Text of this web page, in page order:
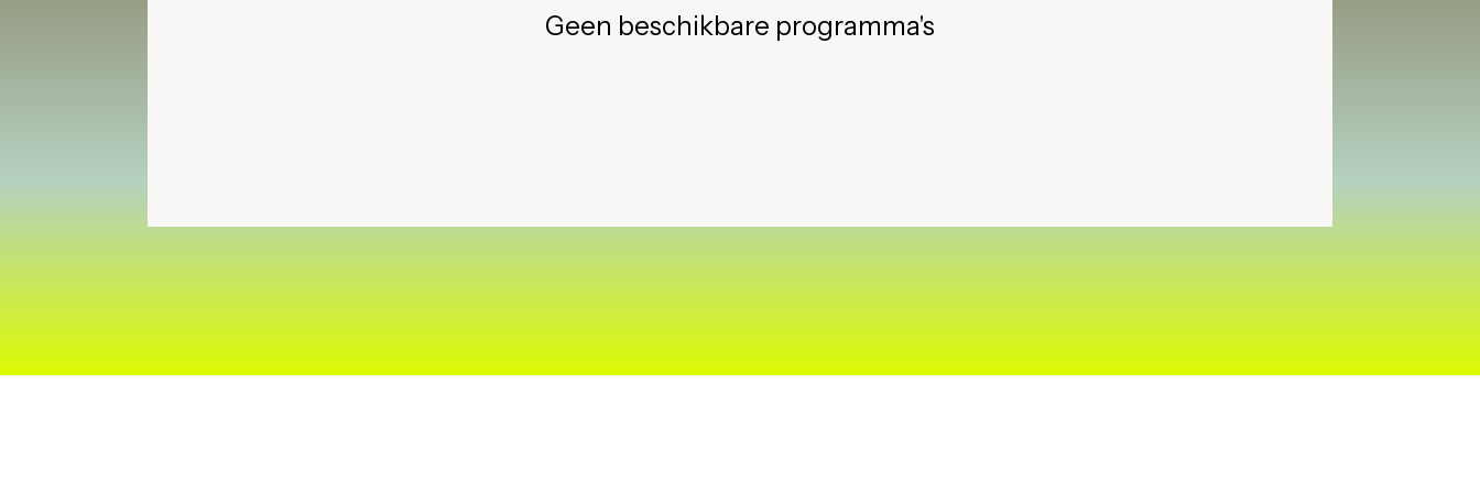
Geen beschikbare programma's